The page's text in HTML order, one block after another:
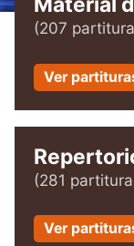
(207
Ver
(281
Ver